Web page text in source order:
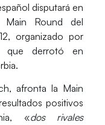
disputará en
Round del
organizado por
que derrotó en
afronta la Main
positivos
«dos rivales